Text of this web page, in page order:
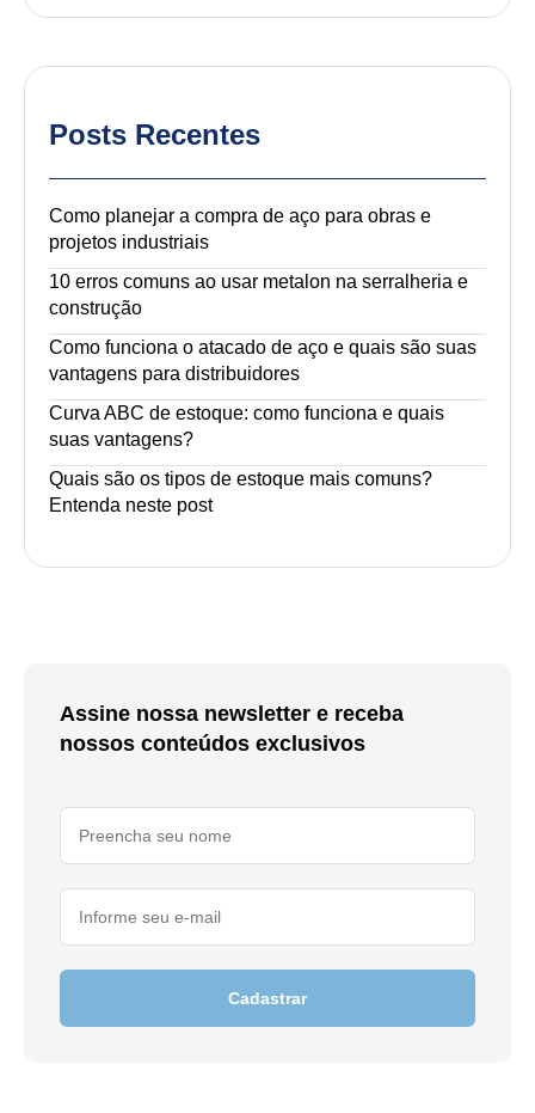
Posts Recentes
Como planejar a compra de aço para obras e
projetos industriais
10 erros comuns ao usar metalon na serralheria e
construção
Como funciona o atacado de aço e quais são suas
vantagens para distribuidores
Curva ABC de estoque: como funciona e quais
suas vantagens?
Quais são os tipos de estoque mais comuns?
Entenda neste post
Assine nossa newsletter e receba
nossos conteúdos exclusivos
Cadastrar